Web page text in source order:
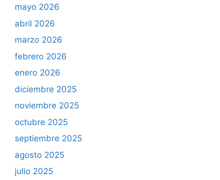
mayo 2026
abril 2026
marzo 2026
febrero 2026
enero 2026
diciembre 2025
noviembre 2025
octubre 2025
septiembre 2025
agosto 2025
julio 2025